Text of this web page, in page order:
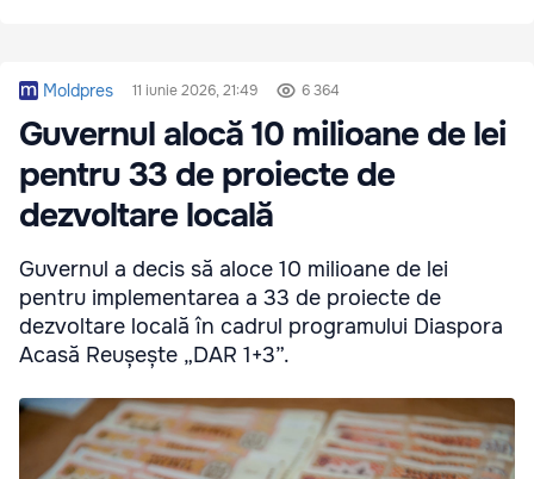
Moldpres 11 iunie 2026, 21:49 6 364
Guvernul alocă 10 milioane de lei
pentru 33 de proiecte de
dezvoltare locală
Guvernul a decis să aloce 10 milioane de lei
pentru implementarea a 33 de proiecte de
dezvoltare locală în cadrul programului Diaspora
Acasă Reușește „DAR 1+3”.